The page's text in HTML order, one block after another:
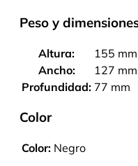
Peso y
Altura:
155 mm
Ancho:
127 mm
Profundidad: 77 mm
Color
Color: Negro